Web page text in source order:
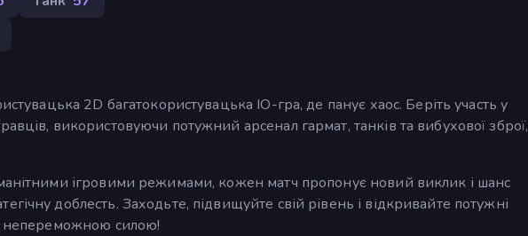
2D багатокористувацька IO-гра, де панує хаос. Беріть участь у
використовуючи потужний арсенал гармат, танків та вибухової зброї,
ігровими режимами, кожен матч пропонує новий виклик і шанс
доблесть. Заходьте, підвищуйте свій рівень і відкривайте потужні
непереможною силою!